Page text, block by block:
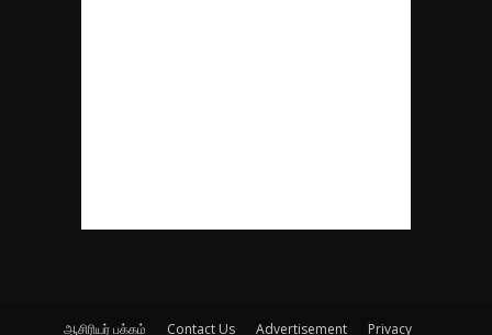
ஆசிரியர் பக்கம் Contact Us Advertisement Privacy